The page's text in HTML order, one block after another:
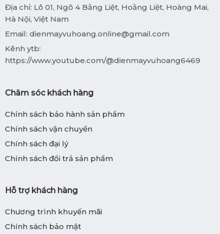
Địa chỉ: Lô 01, Ngõ 4 Bằng Liệt, Hoằng Liệt, Hoàng Mai,
Hà Nội, Việt Nam
Email: dienmayvuhoang.online@gmail.com
Kênh ytb:
https://www.youtube.com/@dienmayvuhoang6469
Chăm sóc khách hàng
Chính sách bảo hành sản phẩm
Chính sách vận chuyển
Chính sách đại lý
Chính sách đổi trả sản phẩm
Hỗ trợ khách hàng
Chương trình khuyến mãi
Chính sách bảo mật